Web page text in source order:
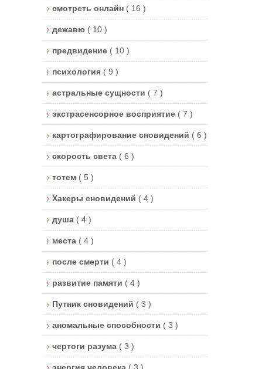
смотреть онлайн ( 16 )
дежавю ( 10 )
предвидение ( 10 )
психология ( 9 )
астральные сущности ( 7 )
экстрасенсорное восприятие ( 7 )
картографирование сновидений ( 6 )
скорость света ( 6 )
тотем ( 5 )
Хакеры сновидений ( 4 )
душа ( 4 )
места ( 4 )
после смерти ( 4 )
развитие памяти ( 4 )
Путник сновидений ( 3 )
аномальные способности ( 3 )
чертоги разума ( 3 )